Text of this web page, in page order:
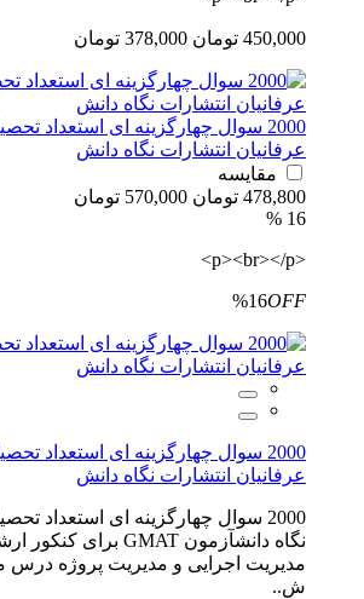
450,000 تومان 378,000 تومان
عرفانیان انتشارات نگاه دانش
مقایسه
478,800 تومان
570,000 تومان
16 %
<p><br></p>
%16OFF
عرفانیان انتشارات نگاه دانش
مدیریت اجرایی و مدیریت پروژه
ش..